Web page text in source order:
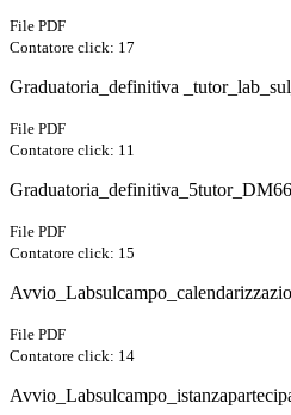
File PDF
Contatore click: 17
Graduatoria_definitiva
File PDF
Contatore click: 11
Graduatoria_definitiva_5tutor_DM66
File PDF
Contatore click: 15
File PDF
Contatore click: 14